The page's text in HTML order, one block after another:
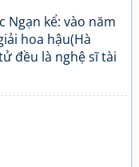
Ngạn kể: vào năm
hoa hậu(Hà
đều là nghệ sĩ tài